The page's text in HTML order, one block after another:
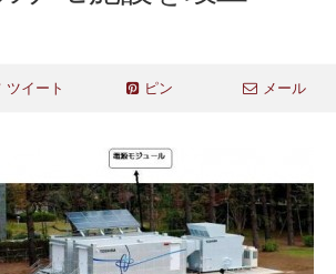
ツイート ピン メール